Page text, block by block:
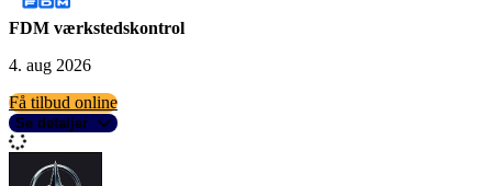
FDM værkstedskontrol
4. aug 2026
Få tilbud online
Se detaljer